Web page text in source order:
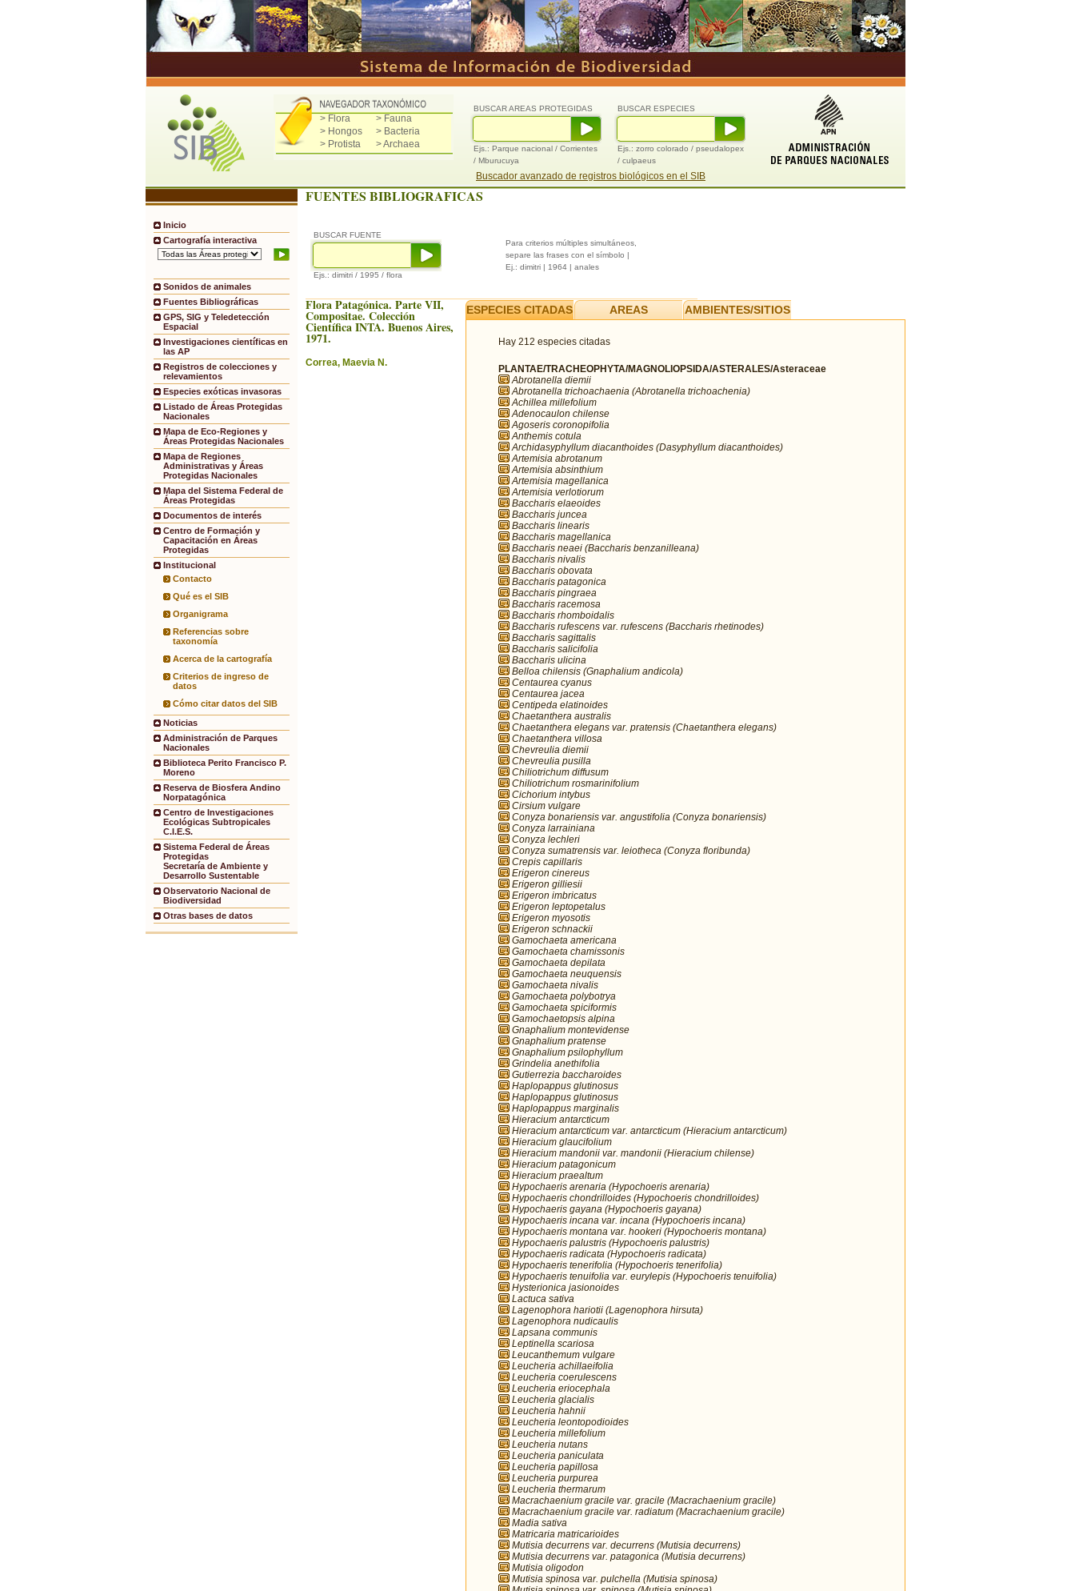
> Flora
> Fauna
> Hongos
> Bacteria
> Protista
> Archaea
BUSCAR ESPECIES
Ejs.: zorro colorado / pseudalopex
/ culpaeus
BUSCAR AREAS PROTEGIDAS
Ejs.: Parque nacional / Corrientes
/ Mburucuya
Buscador avanzado de registros biológicos en el SIB
Inicio
Cartografía interactiva
Sonidos de animales
Fuentes Bibliográficas
GPS, SIG y Teledetección
Espacial
Investigaciones científicas en
las AP
Registros de colecciones y
relevamientos
Especies exóticas invasoras
Listado de Áreas Protegidas
Nacionales
Mapa de Eco-Regiones y
Áreas Protegidas Nacionales
Mapa de Regiones
Administrativas y Áreas
Protegidas Nacionales
Mapa del Sistema Federal de
Áreas Protegidas
Documentos de interés
Centro de Formación y
Capacitación en Áreas
Protegidas
Institucional
Contacto
Qué es el SIB
Organigrama
Referencias sobre
taxonomía
Acerca de la cartografía
Criterios de ingreso de
datos
Cómo citar datos del SIB
Noticias
Administración de Parques
Nacionales
Biblioteca Perito Francisco P.
Moreno
Reserva de Biosfera Andino
Norpatagónica
Centro de Investigaciones
Ecológicas Subtropicales
C.I.E.S.
Sistema Federal de Áreas
Protegidas
Secretaría de Ambiente y
Desarrollo Sustentable
Observatorio Nacional de
Biodiversidad
Otras bases de datos
FUENTES BIBLIOGRAFICAS
BUSCAR FUENTE
Ejs.: dimitri / 1995 / flora
Para criterios múltiples simultáneos,
separe las frases con el símbolo |
Ej.: dimitri | 1964 | anales
Flora Patagónica. Parte VII,
Compositae. Colección
Científica INTA. Buenos Aires,
1971.
Correa, Maevia N.
ESPECIES CITADAS AREAS AMBIENTES/SITIOS
Hay 212 especies citadas
PLANTAE/TRACHEOPHYTA/MAGNOLIOPSIDA/ASTERALES/Asteraceae
Abrotanella diemii
Abrotanella trichoachaenia (Abrotanella trichoachenia)
Achillea millefolium
Adenocaulon chilense
Agoseris coronopifolia
Anthemis cotula
Archidasyphyllum diacanthoides (Dasyphyllum diacanthoides)
Artemisia abrotanum
Artemisia absinthium
Artemisia magellanica
Artemisia verlotiorum
Baccharis elaeoides
Baccharis juncea
Baccharis linearis
Baccharis magellanica
Baccharis neaei (Baccharis benzanilleana)
Baccharis nivalis
Baccharis obovata
Baccharis patagonica
Baccharis pingraea
Baccharis racemosa
Baccharis rhomboidalis
Baccharis rufescens var. rufescens (Baccharis rhetinodes)
Baccharis sagittalis
Baccharis salicifolia
Baccharis ulicina
Belloa chilensis (Gnaphalium andicola)
Centaurea cyanus
Centaurea jacea
Centipeda elatinoides
Chaetanthera australis
Chaetanthera elegans var. pratensis (Chaetanthera elegans)
Chaetanthera villosa
Chevreulia diemii
Chevreulia pusilla
Chiliotrichum diffusum
Chiliotrichum rosmarinifolium
Cichorium intybus
Cirsium vulgare
Conyza bonariensis var. angustifolia (Conyza bonariensis)
Conyza larrainiana
Conyza lechleri
Conyza sumatrensis var. leiotheca (Conyza floribunda)
Crepis capillaris
Erigeron cinereus
Erigeron gilliesii
Erigeron imbricatus
Erigeron leptopetalus
Erigeron myosotis
Erigeron schnackii
Gamochaeta americana
Gamochaeta chamissonis
Gamochaeta depilata
Gamochaeta neuquensis
Gamochaeta nivalis
Gamochaeta polybotrya
Gamochaeta spiciformis
Gamochaetopsis alpina
Gnaphalium montevidense
Gnaphalium pratense
Gnaphalium psilophyllum
Grindelia anethifolia
Gutierrezia baccharoides
Haplopappus glutinosus
Haplopappus glutinosus
Haplopappus marginalis
Hieracium antarcticum
Hieracium antarcticum var. antarcticum (Hieracium antarcticum)
Hieracium glaucifolium
Hieracium mandonii var. mandonii (Hieracium chilense)
Hieracium patagonicum
Hieracium praealtum
Hypochaeris arenaria (Hypochoeris arenaria)
Hypochaeris chondrilloides (Hypochoeris chondrilloides)
Hypochaeris gayana (Hypochoeris gayana)
Hypochaeris incana var. incana (Hypochoeris incana)
Hypochaeris montana var. hookeri (Hypochoeris montana)
Hypochaeris palustris (Hypochoeris palustris)
Hypochaeris radicata (Hypochoeris radicata)
Hypochaeris tenerifolia (Hypochoeris tenerifolia)
Hypochaeris tenuifolia var. eurylepis (Hypochoeris tenuifolia)
Hysterionica jasionoides
Lactuca sativa
Lagenophora hariotii (Lagenophora hirsuta)
Lagenophora nudicaulis
Lapsana communis
Leptinella scariosa
Leucanthemum vulgare
Leucheria achillaeifolia
Leucheria coerulescens
Leucheria eriocephala
Leucheria glacialis
Leucheria hahnii
Leucheria leontopodioides
Leucheria millefolium
Leucheria nutans
Leucheria paniculata
Leucheria papillosa
Leucheria purpurea
Leucheria thermarum
Macrachaenium gracile var. gracile (Macrachaenium gracile)
Macrachaenium gracile var. radiatum (Macrachaenium gracile)
Madia sativa
Matricaria matricarioides
Mutisia decurrens var. decurrens (Mutisia decurrens)
Mutisia decurrens var. patagonica (Mutisia decurrens)
Mutisia oligodon
Mutisia spinosa var. pulchella (Mutisia spinosa)